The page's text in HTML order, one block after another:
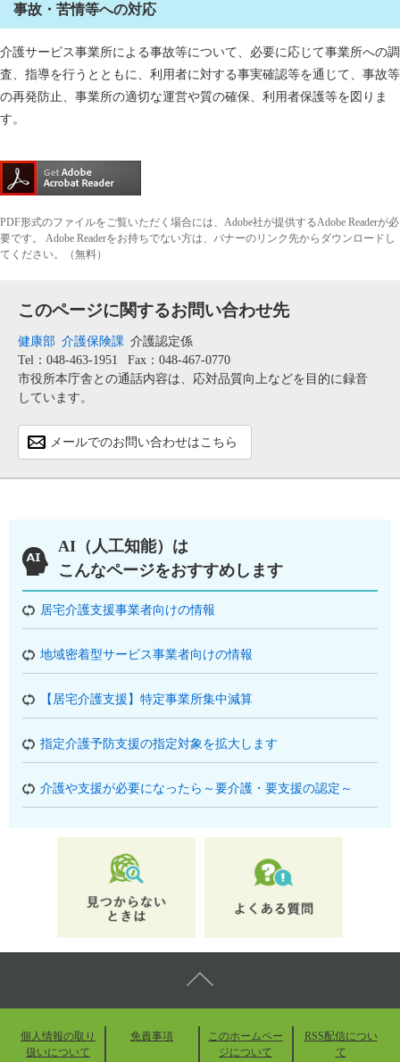
事故・苦情等への対応​
介護サービス事業所による事故等について、必要に応じて事業所への調
査、指導を行うとともに、利用者に対する事実確認等を通じて、事故等
の再発防止、事業所の適切な運営や質の確保、利用者保護等を図りま
す。
PDF形式のファイルをご覧いただく場合には、Adobe社が提供するAdobe Readerが必
要です。
Adobe Readerをお持ちでない方は、バナーのリンク先からダウンロードし
てください。（無料）
このページに関するお問い合わせ先
健康部 介護保険課 介護認定係
Tel：048-463-1951
Fax：048-467-0770
市役所本庁舎との通話内容は、応対品質向上などを目的に録音
しています。
メールでのお問い合わせはこちら
AI（人工知能）は
こんなページをおすすめします
居宅介護支援事業者向けの情報
地域密着型サービス事業者向けの情報
【居宅介護支援】特定事業所集中減算
指定介護予防支援の指定対象を拡大します
介護や支援が必要になったら～要介護・要支援の認定～
個人情報の取り
扱いについて
免責事項
このホームペー
ジについて
RSS配信につい
て